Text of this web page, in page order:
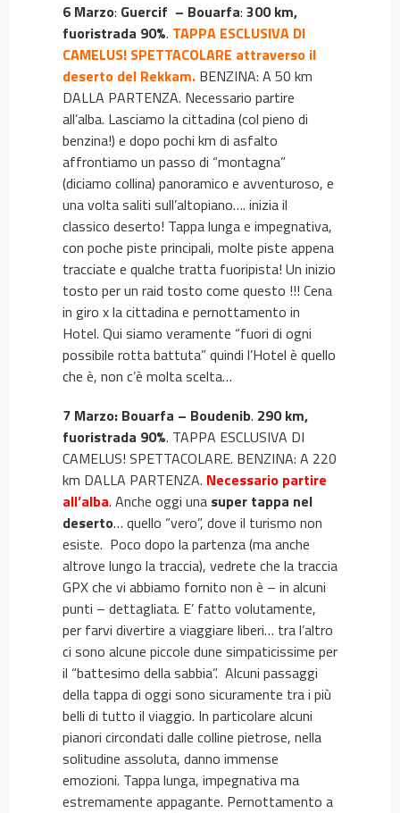
6 Marzo: Guercif – Bouarfa: 300 km,
fuoristrada 90%. TAPPA ESCLUSIVA DI
CAMELUS! SPETTACOLARE attraverso il
deserto del Rekkam. BENZINA: A 50 km
DALLA PARTENZA. Necessario partire
all’alba. Lasciamo la cittadina (col pieno di
benzina!) e dopo pochi km di asfalto
affrontiamo un passo di “montagna”
(diciamo collina) panoramico e avventuroso, e
una volta saliti sull’altopiano…. inizia il
classico deserto! Tappa lunga e impegnativa,
con poche piste principali, molte piste appena
tracciate e qualche tratta fuoripista! Un inizio
tosto per un raid tosto come questo !!! Cena
in giro x la cittadina e pernottamento in
Hotel. Qui siamo veramente “fuori di ogni
possibile rotta battuta” quindi l’Hotel è quello
che è, non c’è molta scelta…
7 Marzo: Bouarfa – Boudenib. 290 km,
fuoristrada 90%. TAPPA ESCLUSIVA DI
CAMELUS! SPETTACOLARE. BENZINA: A 220
km DALLA PARTENZA. Necessario partire
all’alba. Anche oggi una super tappa nel
deserto… quello “vero”, dove il turismo non
esiste. Poco dopo la partenza (ma anche
altrove lungo la traccia), vedrete che la traccia
GPX che vi abbiamo fornito non è – in alcuni
punti – dettagliata. E’ fatto volutamente,
per farvi divertire a viaggiare liberi… tra l’altro
ci sono alcune piccole dune simpaticissime per
il “battesimo della sabbia”. Alcuni passaggi
della tappa di oggi sono sicuramente tra i più
belli di tutto il viaggio. In particolare alcuni
pianori circondati dalle colline pietrose, nella
solitudine assoluta, danno immense
emozioni. Tappa lunga, impegnativa ma
estremamente appagante. Pernottamento a